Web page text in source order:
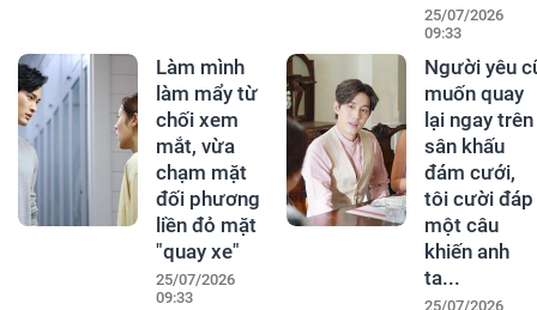
25/07/2026
09:33
Làm mình
làm mẩy từ
chối xem
mắt, vừa
chạm mặt
đối phương
liền đỏ mặt
"quay xe"
25/07/2026
09:33
Người yêu
muốn quay
lại ngay trên
sân khấu
đám cưới,
tôi cười đáp
một câu
khiến anh
ta...
25/07/2026